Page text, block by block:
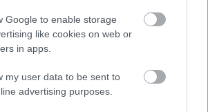
Google to enable storage
like cookies on web or
in apps.
my user data to be sent to
advertising purposes.
sprint lesz az F1-ben – de nem
mindenhol